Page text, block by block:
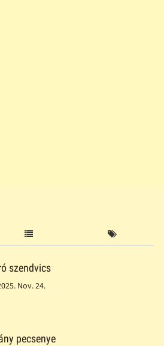
szendvics
Nov. 24.
pecsenye